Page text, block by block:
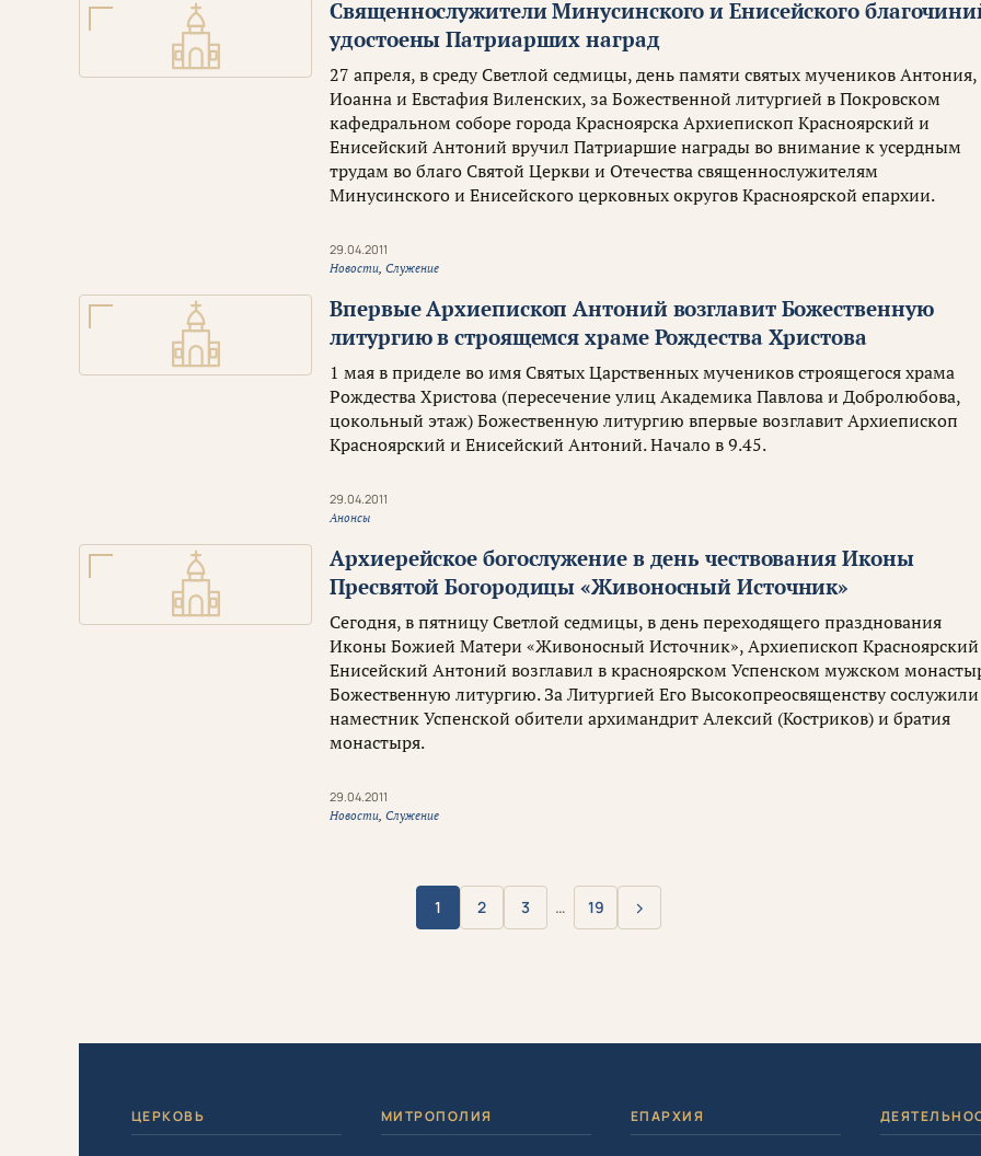
Священнослужители Минусинского и Енисейского
удостоены Патриарших наград
27 апреля, в среду Светлой седмицы, день памяти святых мучеников Антония,
Иоанна и Евстафия Виленских, за Божественной литургией в Покровском
кафедральном соборе города Красноярска Архиепископ Красноярский и
Енисейский Антоний вручил Патриаршие награды во внимание к усердным
трудам во благо Святой Церкви и Отечества священнослужителям
Минусинского и Енисейского церковных округов Красноярской епархии.
29.04.2011
Новости,Служение
Впервые Архиепископ Антоний возглавит Божественную
литургию в строящемся храме Рождества Христова
1 мая в приделе во имя Святых Царственных мучеников строящегося храма
Рождества Христова (пересечение улиц Академика Павлова и Добролюбова,
цокольный этаж) Божественную литургию впервые возглавит Архиепископ
Красноярский и Енисейский Антоний. Начало в 9.45.
29.04.2011
Анонсы
Архиерейское богослужение в день чествования Иконы
Пресвятой Богородицы «Живоносный Источник»
Сегодня, в пятницу Светлой седмицы, в день переходящего празднования
Иконы Божией Матери «Живоносный Источник», Архиепископ
Енисейский Антоний возглавил в красноярском Успенском мужском
Божественную литургию. За Литургией Его Высокопреосвященству сослужили
наместник Успенской обители архимандрит Алексий (Костриков) и братия
монастыря.
29.04.2011
Новости,Служение
1 2 3 … 19 Вперёд
›
ЦЕРКОВЬ МИТРОПОЛИЯ ЕПАРХИЯ